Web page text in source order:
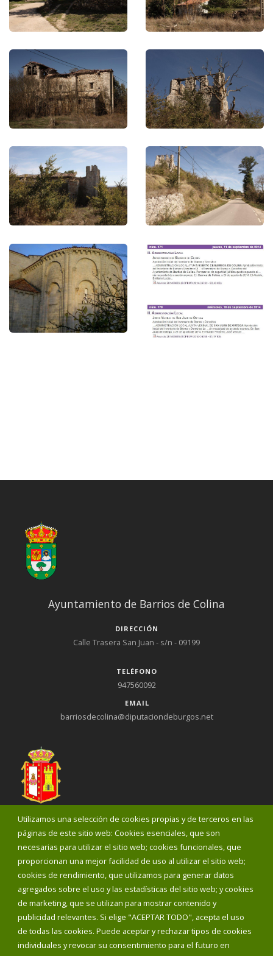
Utilizamos una selección de cookies propias y de terceros en las
páginas de este sitio web: Cookies esenciales, que son
necesarias para utilizar el sitio web; cookies funcionales, que
proporcionan una mejor facilidad de uso al utilizar el sitio web;
cookies de rendimiento, que utilizamos para generar datos
agregados sobre el uso y las estadísticas del sitio web; y cookies
de marketing, que se utilizan para mostrar contenido y
publicidad relevantes. Si elige "ACEPTAR TODO", acepta el uso
de todas las cookies. Puede aceptar y rechazar tipos de cookies
individuales y revocar su consentimiento para el futuro en
Ayuntamiento de Barrios de Colina
DIRECCIÓN
Calle Trasera San Juan - s/n - 09199
TELÉFONO
947560092
EMAIL
barriosdecolina@diputaciondeburgos.net
Diputación de Burgos
Noticias
Eventos
Corporación Municipal
Teléfonos de interés
INICIAR SESIÓN
MAPA WEB